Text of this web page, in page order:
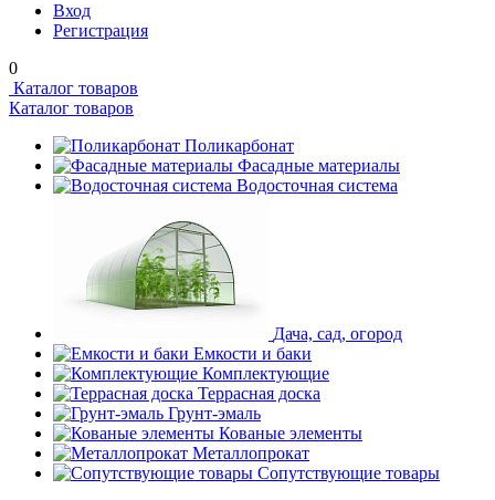
Вход
Регистрация
0
Каталог товаров
Каталог товаров
Поликарбонат
Фасадные материалы
Водосточная система
Дача, сад, огород
Емкости и баки
Комплектующие
Террасная доска
Грунт-эмаль
Кованые элементы
Металлопрокат
Сопутствующие товары